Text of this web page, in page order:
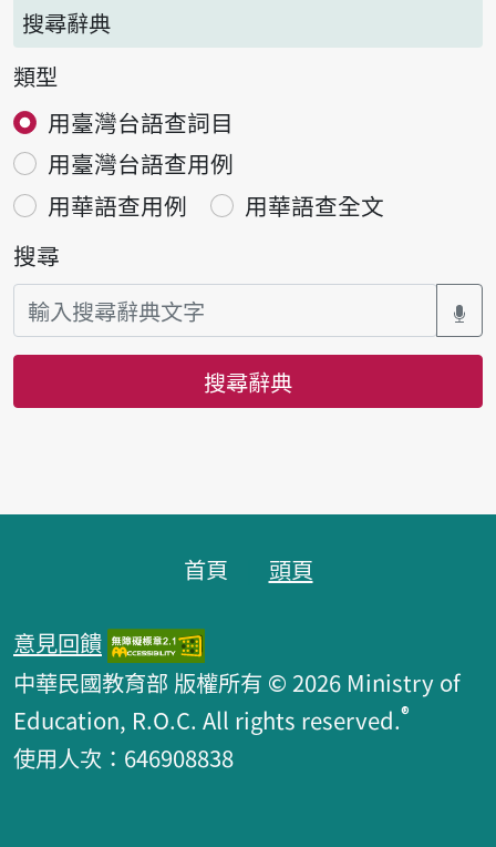
搜尋辭典
類型
用臺灣台語查詞目
用臺灣台語查用例
用華語查用例
用華語查全文
搜尋
搜尋辭典
首頁 頭頁
意見回饋
中華民國教育部 版權所有 © 2026 Ministry of
Education, R.O.C. All rights reserved.®
使用人次：646908838